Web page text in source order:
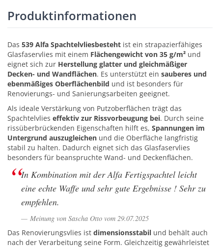
Produktinformationen
Das 539 Alfa Spachtelvliesbesteht ist ein strapazierfähiges
Glasfaservlies mit einem Flächengewicht von 35 g/m² und
eignet sich zur Herstellung glatter und gleichmäßiger
Decken- und Wandflächen. Es unterstützt ein sauberes und
ebenmäßiges Oberflächenbild und ist besonders für
Renovierungs- und Sanierungsarbeiten geeignet.
Als ideale Verstärkung von Putzoberflächen trägt das
Spachtelvlies effektiv zur Rissvorbeugung bei. Durch seine
rissüberbrückenden Eigenschaften hilft es, Spannungen im
Untergrund auszugleichen und die Oberfläche langfristig
stabil zu halten. Dadurch eignet sich das Glasfaservlies
besonders für beanspruchte Wand- und Deckenflächen.
In Kombination mit der Alfa Fertigspachtel leicht
eine echte Waffe und sehr gute Ergebnisse ! Sehr zu
empfehlen.
Meinung von Sascha Otto vom 29.07.2025
Das Renovierungsvlies ist dimensionsstabil und behält auch
nach der Verarbeitung seine Form. Gleichzeitig gewährleistet